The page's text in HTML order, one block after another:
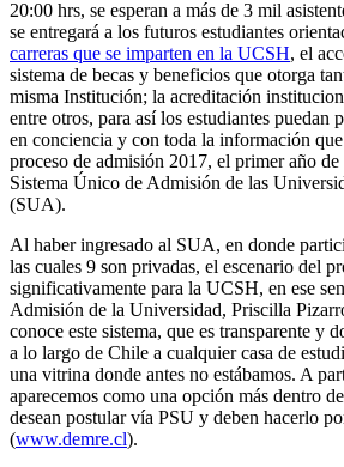
20:00 hrs, se esperan a más de 3 mil
se entregará a los futuros estudiantes
carreras que se imparten en la UCSH, el
sistema de becas y beneficios que otorga
misma Institución; la acreditación
entre otros, para así los estudiantes puedan
en conciencia y con toda la información
proceso de admisión 2017, el primer año
Sistema Único de Admisión de las
(SUA).
Al haber ingresado al SUA, en donde
las cuales 9 son privadas, el escenario del
significativamente para la UCSH, en ese
Admisión de la Universidad, Priscilla
conoce este sistema, que es transparente y
a lo largo de Chile a cualquier casa de
una vitrina donde antes no estábamos. A
aparecemos como una opción más dentro
desean postular vía PSU y deben hacerlo
(www.demre.cl).